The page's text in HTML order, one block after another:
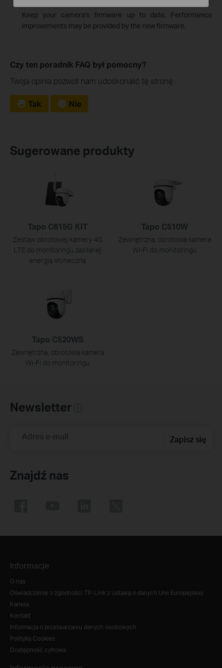
Keep your camera's firmware up to date. Performance
improvements may be provided by the new firmware.
Czy ten poradnik FAQ był pomocny?
Twoja opinia pozwoli nam udoskonalić tę stronę.
Tak Nie
Sugerowane produkty
Tapo C615G KIT
Zestaw obrotowej kamery 4G
LTE do monitoringu zasilanej
energią słoneczną
Tapo C510W
Zewnętrzna, obrotowa kamera
Wi-Fi do monitoringu
Tapo C520WS
Zewnętrzna, obrotowa kamera
Wi-Fi do monitoringu
Newsletter
Adres e-mail Zapisz się
Znajdź nas
Informacje
O nas
Oświadczenie o zgodności TP-Link z Ustawą o danych Unii Europejskiej
Kariera
Kontakt
Informacja o przetwarzaniu danych osobowych
Polityka Cookies
Dostępność cyfrowa